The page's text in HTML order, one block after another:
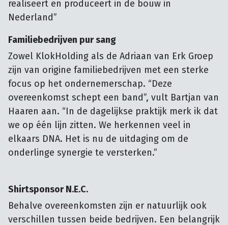
realiseert en produceert in de bouw in
Nederland”
Familiebedrijven pur sang
Zowel KlokHolding als de Adriaan van Erk Groep
zijn van origine familiebedrijven met een sterke
focus op het ondernemerschap. “Deze
overeenkomst schept een band”, vult Bartjan van
Haaren aan. “In de dagelijkse praktijk merk ik dat
we op één lijn zitten. We herkennen veel in
elkaars DNA. Het is nu de uitdaging om de
onderlinge synergie te versterken.”
Shirtsponsor N.E.C.
Behalve overeenkomsten zijn er natuurlijk ook
verschillen tussen beide bedrijven. Een belangrijk